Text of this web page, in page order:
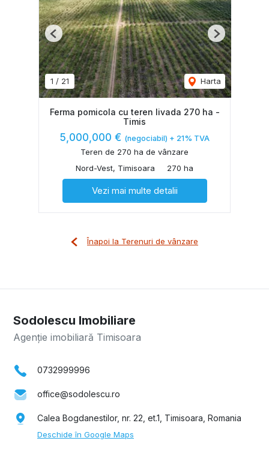
1 / 21 Harta
Previous Next
Ferma pomicola cu teren livada 270 ha -
Timis
5,000,000 € (negociabil) + 21% TVA
Teren de 270 ha de vânzare
Nord-Vest, Timisoara
270 ha
Vezi mai multe detalii
Înapoi la Terenuri de vânzare
Sodolescu Imobiliare
Agenție imobiliară Timisoara
0732999996
office@sodolescu.ro
Calea Bogdanestilor, nr. 22, et.1, Timisoara, Romania
Deschide în Google Maps